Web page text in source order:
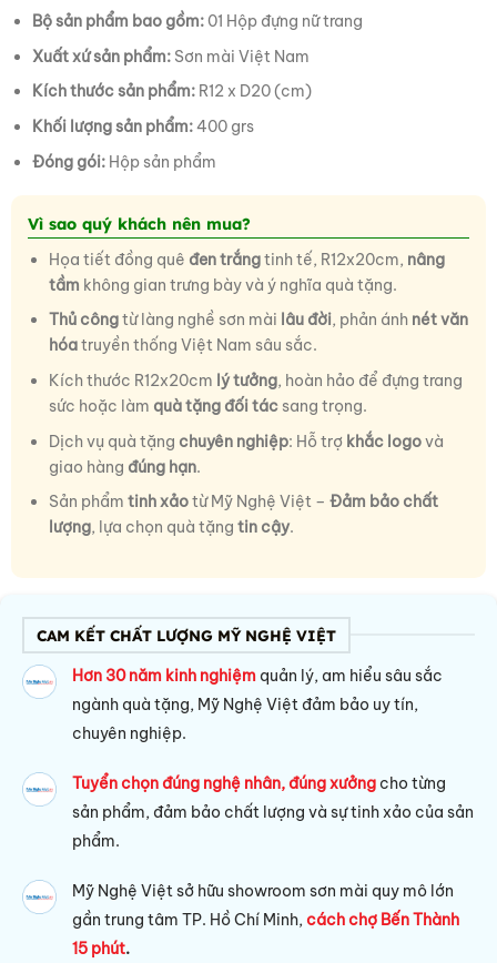
Bộ sản phẩm bao gồm:01 Hộp đựng nữ trang
Xuất xứ sản phẩm:Sơn mài Việt Nam
Kích thước sản phẩm:R12 x D20 (cm)
Khối lượng sản phẩm:400 grs
Đóng gói:Hộp sản phẩm
Vì sao quý khách nên mua?
Họa tiết đồng quê đen trắngtinh tế, R12x20cm, nâng
tầm không gian trưng bày và ý nghĩa quà tặng.
Thủ côngtừ làng nghề sơn mài lâu đời, phản ánh nét văn
hóatruyền thống Việt Nam sâu sắc.
Kích thước R12x20cm lý tưởng, hoàn hảo để đựng trang
sức hoặc làm quà tặng đối tácsang trọng.
Dịch vụ quà tặng chuyên nghiệp: Hỗ trợ khắc logovà
giao hàng đúng hạn.
Sản phẩm tinh xảotừ Mỹ Nghệ Việt – Đảm bảo chất
lượng, lựa chọn quà tặng tin cậy.
CAM KẾT CHẤT LƯỢNG MỸ NGHỆ VIỆT
Hơn 30 năm kinh nghiệm quản lý, am hiểu sâu sắc
ngành quà tặng, Mỹ Nghệ Việt đảm bảo uy tín,
chuyên nghiệp.
Tuyển chọn đúng nghệ nhân, đúng xưởng cho từng
sản phẩm, đảm bảo chất lượng và sự tinh xảo của sản
phẩm.
Mỹ Nghệ Việt sở hữu showroom sơn mài quy mô lớn
gần trung tâm TP. Hồ Chí Minh,cách chợ Bến Thành
15 phút.